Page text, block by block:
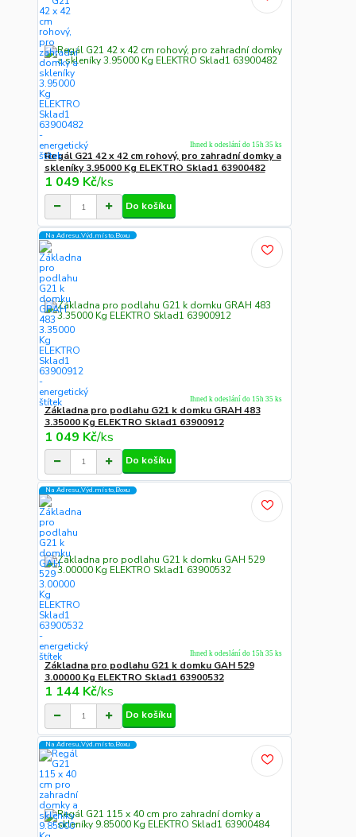
Regál G21 42 x 42 cm rohový, pro zahradní domky a
skleníky 3.95000 Kg ELEKTRO Sklad1 63900482
1 049 Kč/ks
Ihned k odeslání do 15h 35 ks
Do košíku
Na Adresu,Výd.místo,Boxu
Základna pro podlahu G21 k domku GRAH 483
3.35000 Kg ELEKTRO Sklad1 63900912
1 049 Kč/ks
Ihned k odeslání do 15h 35 ks
Do košíku
Na Adresu,Výd.místo,Boxu
Základna pro podlahu G21 k domku GAH 529
3.00000 Kg ELEKTRO Sklad1 63900532
1 144 Kč/ks
Ihned k odeslání do 15h 35 ks
Do košíku
Na Adresu,Výd.místo,Boxu